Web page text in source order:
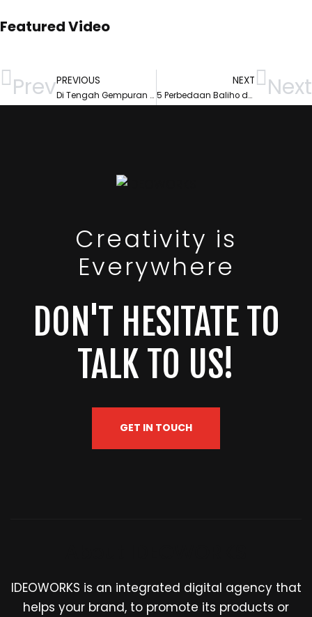
Featured Video
PrevPREVIOUS
Di Tengah Gempuran Digital & Media OOH yang Variatif, Apakah Spanduk Iklan Kreatif Tetap Menarik Perhatian?
NEXT
5 Perbedaan Baliho dan Billboard Iklan, Mana yang Tepat Untuk Campaign Bisnis Anda? Next
Creativity is
Everywhere
DON'T HESITATE TO
TALK TO US!
GET IN TOUCH
IDEOWORKS is an integrated digital agency that
helps your brand, to promote its products or